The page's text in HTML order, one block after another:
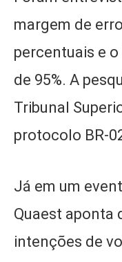
margem de
percentuais e
de 95%. A
Tribunal
protocolo BR-
Já em um
Quaest aponta
intenções de